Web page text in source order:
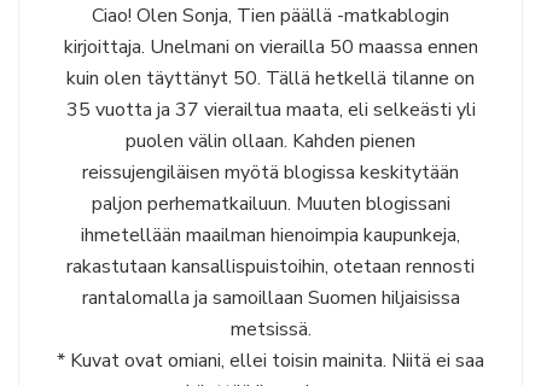
Ciao! Olen Sonja, Tien päällä -matkablogin
kirjoittaja. Unelmani on vierailla 50 maassa ennen
kuin olen täyttänyt 50. Tällä hetkellä tilanne on
35 vuotta ja 37 vierailtua maata, eli selkeästi yli
puolen välin ollaan. Kahden pienen
reissujengiläisen myötä blogissa keskitytään
paljon perhematkailuun. Muuten blogissani
ihmetellään maailman hienoimpia kaupunkeja,
rakastutaan kansallispuistoihin, otetaan rennosti
rantalomalla ja samoillaan Suomen hiljaisissa
metsissä.
* Kuvat ovat omiani, ellei toisin mainita. Niitä ei saa